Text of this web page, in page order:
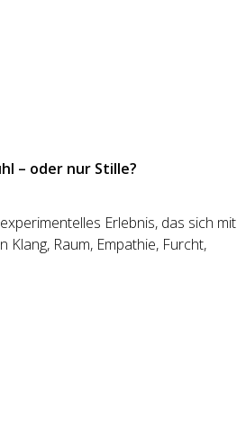
– oder nur Stille?
Erlebnis, das sich mit
Raum, Empathie, Furcht,